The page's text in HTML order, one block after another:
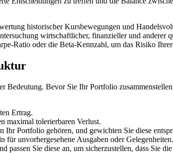
historischer Kursbewegungen und
wirtschaftlicher, finanzieller und anderer
Ratio oder die Beta-Kennzahl, um das Risiko
Bevor Sie Ihr Portfolio
Ertrag.
maximal tolerierbaren Verlust.
Portfolio gehören, und gewichten Sie diese
unvorhergesehene Ausgaben oder Gelegenheiten.
passen Sie diese an, um sicherzustellen, dass Sie